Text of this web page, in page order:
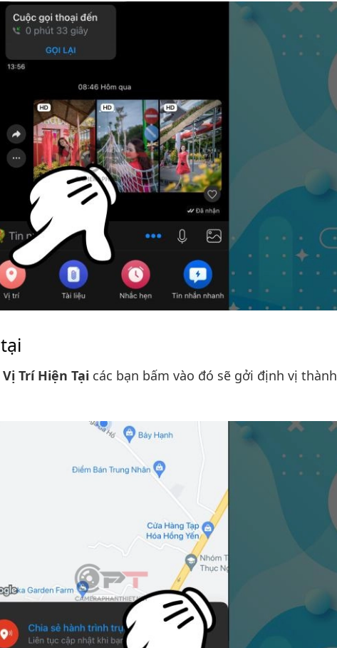
Vị Trí Hiện Tại các bạn bấm vào đó sẽ gởi định vị thành